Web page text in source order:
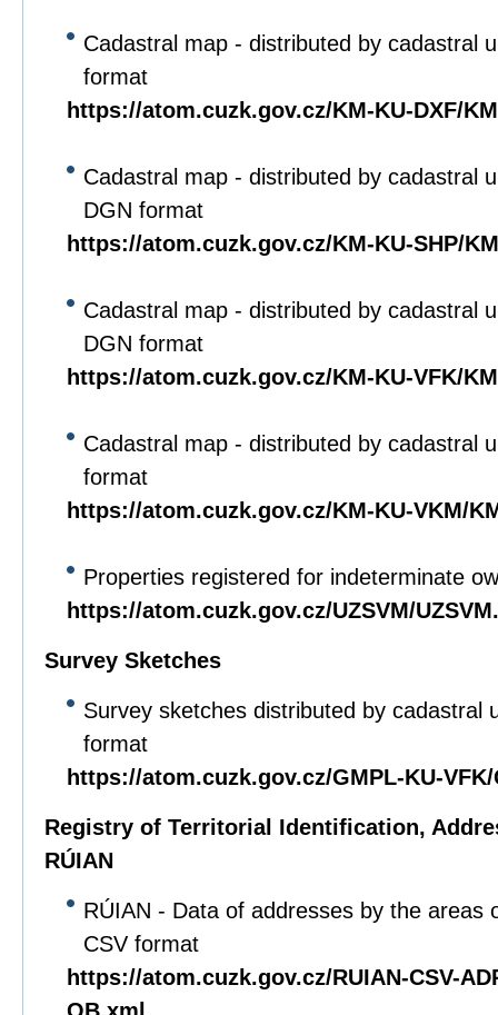
Cadastral map - distributed by cadastral
format
https://atom.cuzk.gov.cz/KM-KU-DXF/
Cadastral map - distributed by cadastral
DGN format
https://atom.cuzk.gov.cz/KM-KU-SHP/
Cadastral map - distributed by cadastral
DGN format
https://atom.cuzk.gov.cz/KM-KU-VFK/
Cadastral map - distributed by cadastral
format
https://atom.cuzk.gov.cz/KM-KU-VKM/
Properties registered for indeterminate
https://atom.cuzk.gov.cz/UZSVM/
Survey Sketches
Survey sketches distributed by cadastral
format
https://atom.cuzk.gov.cz/GMPL-KU-
Registry of Territorial Identification,
RÚIAN
RÚIAN - Data of addresses by the areas
CSV format
https://atom.cuzk.gov.cz/RUIAN-CSV-